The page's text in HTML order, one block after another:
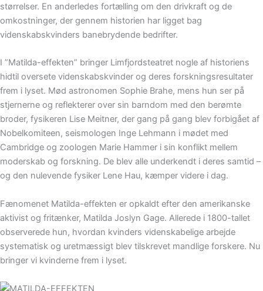
størrelser. En anderledes fortælling om den drivkraft og de
omkostninger, der gennem historien har ligget bag
videnskabskvinders banebrydende bedrifter.
I ”Matilda-effekten” bringer Limfjordsteatret nogle af historiens
hidtil oversete videnskabskvinder og deres forskningsresultater
frem i lyset. Mød astronomen Sophie Brahe, mens hun ser på
stjernerne og reflekterer over sin barndom med den berømte
broder, fysikeren Lise Meitner, der gang på gang blev forbigået af
Nobelkomiteen, seismologen Inge Lehmann i mødet med
Cambridge og zoologen Marie Hammer i sin konflikt mellem
moderskab og forskning. De blev alle underkendt i deres samtid –
og den nulevende fysiker Lene Hau, kæmper videre i dag.
Fænomenet Matilda-effekten er opkaldt efter den amerikanske
aktivist og fritænker, Matilda Joslyn Gage. Allerede i 1800-tallet
observerede hun, hvordan kvinders videnskabelige arbejde
systematisk og uretmæssigt blev tilskrevet mandlige forskere. Nu
bringer vi kvinderne frem i lyset.